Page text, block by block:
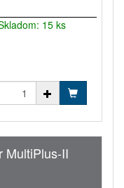
15 ks
MultiPlus-II